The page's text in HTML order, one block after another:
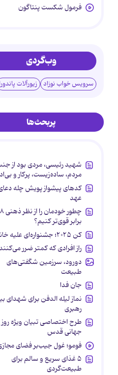
فرمول شکست پنتاگون
وب‌گردی
سرویس خواب نوزاد زیورآلات
پربحث‌ها
شهید رئیسی، مردی بود از
مردم، ساده‌زیست، پرکار و
کدهای پیشواز پویش چله
عهد
چطور
برابر قوی‌تر کنیم؟
کن ۲۰۲۵؛ جشنواره‌ای علیه خانواده
راز افرادی که کمتر ضرر
دورود، سرزمین شگفتی‌های
طبیعت
جان فدا
نماز لیله الدفن برای شهدای
رهبری
طرح اختصاصی تبیان ویژه روز
جهانی قدس
فومو؛ غول جیب‌بر فضای
۵ غذای سریع و سالم برای
طبیعت‌گردی